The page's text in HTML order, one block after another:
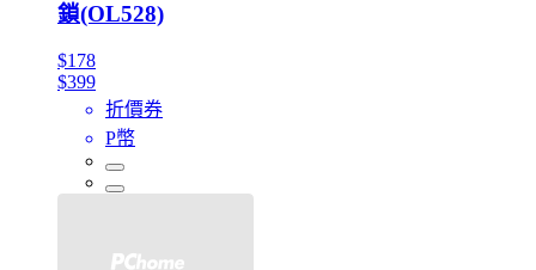
鎖(OL528)
$178
$399
折價券
P幣